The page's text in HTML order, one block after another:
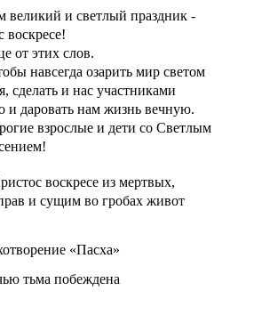
великий и светлый праздник -
воскресе!
от этих слов.
навсегда озарить мир светом
сделать и нас участниками
и даровать нам жизнь вечную.
взрослые и дети со Светлым
воскресе из мертвых,
и сущим во гробах живот
«Пасха»
тьма побеждена